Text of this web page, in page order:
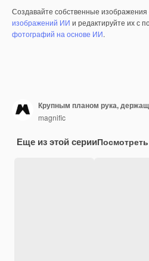
Создавайте собственные
изображений ИИ и редактируйте их с
фотографий на основе ИИ.
Крупным планом рука,
magnific
Еще из этой серии